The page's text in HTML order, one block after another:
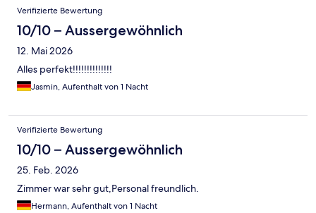
Verifizierte Bewertung
10/10 – Aussergewöhnlich
12. Mai 2026
Alles perfekt!!!!!!!!!!!!!!
Jasmin, Aufenthalt von 1 Nacht
Verifizierte Bewertung
10/10 – Aussergewöhnlich
25. Feb. 2026
Zimmer war sehr gut,Personal freundlich.
Hermann, Aufenthalt von 1 Nacht